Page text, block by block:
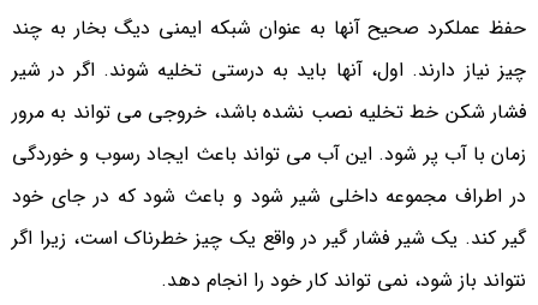
حفظ عملکرد صحیح آنها به عنوان شبکه ایمنی دیگ بخار به چند
چیز نیاز دارند. اول، آنها باید به درستی تخلیه شوند. اگر در شیر
فشار شکن خط تخلیه نصب نشده باشد، خروجی می تواند به مرور
زمان با آب پر شود. این آب می تواند باعث ایجاد رسوب و خوردگی
در اطراف مجموعه داخلی شیر شود و باعث شود که در جای خود
گیر کند. یک شیر فشار گیر در واقع یک چیز خطرناک است، زیرا اگر
نتواند باز شود، نمی تواند کار خود را انجام دهد.